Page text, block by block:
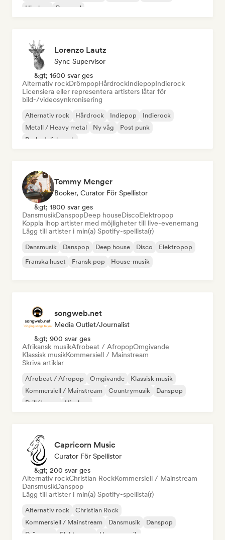
Hip-hop
Pop soul
Lorenzo Lautz
Sync Supervisor
&gt; 1600 svar ges
Alternativ rockDrömpopHårdrockIndiepopIndierock
Licensiera eller representera artisters låtar för
bild-/videosynkronisering
Alternativ rock Hårdrock Indiepop
Indierock
Metall / Heavy metal
Ny våg
Post punk
Psykedelisk rock
Tommy Menger
Booker, Curator För Spellistor
&gt; 1800 svar ges
DansmusikDanspopDeep houseDiscoElektropop
Koppla ihop artister med möjligheter till live-evenemang
Lägg till artister i min(a) Spotify-spellista(r)
Dansmusik Danspop Deep house Disco
Elektropop
Franska huset
Fransk pop House-musik
songweb.net
Media Outlet/Journalist
&gt; 900 svar ges
Afrikansk musikAfrobeat / AfropopOmgivande
Klassisk musikKommersiell / Mainstream
Skriva artiklar
Afrobeat / Afropop Omgivande
Klassisk musik
Kommersiell / Mainstream
Countrymusik
Danspop
Drill/Jersey
Hip-hop
Capricorn Music
Curator För Spellistor
&gt; 200 svar ges
Alternativ rockChristian RockKommersiell / Mainstream
DansmusikDanspop
Lägg till artister i min(a) Spotify-spellista(r)
Alternativ rock
Christian Rock
Kommersiell / Mainstream
Dansmusik
Danspop
Drömpop
Elektropop House-musik